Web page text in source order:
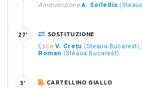
Ammonizione A. Soiledis (
SOSTITUZIONE
Esce V. Crețu (Steaua Bucarest
Roman (Steaua Bucarest)
27'
CARTELLINO GIALLO
3'